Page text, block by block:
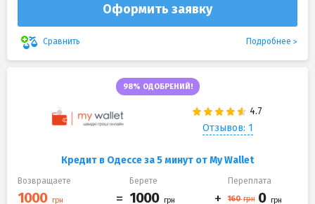
Оформить заявку
Сравнить Подробнее
98% ОДОБРЕНИЙ!
Отзывов: 1
Кредит в Одессе за 5 минут от My Wallet
Возвращаете Берете Переплата